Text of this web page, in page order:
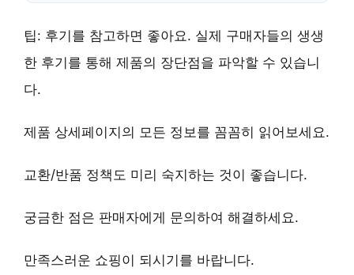
팁: 후기를 참고하면 좋아요. 실제 구매자들의 생생
한 후기를 통해 제품의 장단점을 파악할 수 있습니
다.
제품 상세페이지의 모든 정보를 꼼꼼히 읽어보세요.
교환/반품 정책 도 미리 숙지하는 것이 좋습니다.
궁금한 점은 판매자에게 문의하여 해결하세요.
만족스러운 쇼핑이 되시기를 바랍니다.